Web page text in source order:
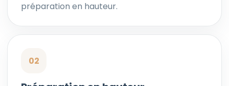
préparation en hauteur.
02